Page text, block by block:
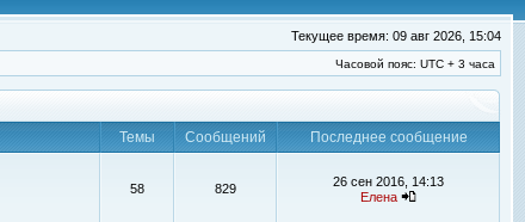
Текущее время: 09 авг 2026, 15:04
Часовой пояс: UTC + 3 часа
Темы Сообщений
Последнее сообщение
58 829
26 сен 2016, 14:13
Елена